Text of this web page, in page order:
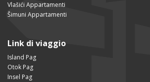
Vlašići Appartamenti
Šimuni Appartamenti
Link di viaggio
Island Pag
Otok Pag
Insel Pag